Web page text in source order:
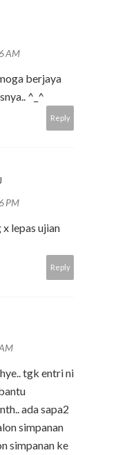
AM
berjaya
^_^
Reply
PM
lepas ujian
Reply
tgk entri ni
ada sapa2
simpanan
simpanan ke